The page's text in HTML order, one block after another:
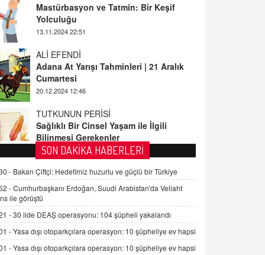
13.11.2024 22:51
ALİ EFENDİ
Cumartesi
20.12.2024 12:46
TUTKUNUN PERİSİ
Bilinmesi Gerekenler
08.11.2024 13:16
FARUK ÖNALAN
Tezkere Onaylanmasaydı…
2 Kasım 2021 Salı 00:11
AV. DOĞAN CAN DOĞAN
Kişisel verilerin korunması ve dijital
hukukun gelişimi
15.09.2025 16:17
SON DAKİKA HABERLERİ
- Bakan Çiftçi: Hedefimiz huzurlu ve güçlü bir Türkiye
-Cumhurbaşkanı Erdoğan, Suudi Arabistan'da Veliaht
ile görüştü
-30 ilde DEAŞ operasyonu: 104 şüpheli yakalandı
-Yasa dışı otoparkçılara operasyon: 10 şüpheliye ev hapsi
-Yasa dışı otoparkçılara operasyon: 10 şüpheliye ev hapsi